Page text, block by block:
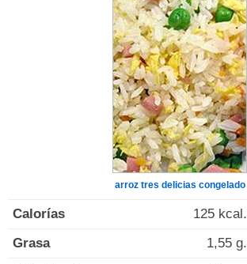
arroz tres delicias congelado
Calorías 125 kcal.
Grasa
1,55 g.